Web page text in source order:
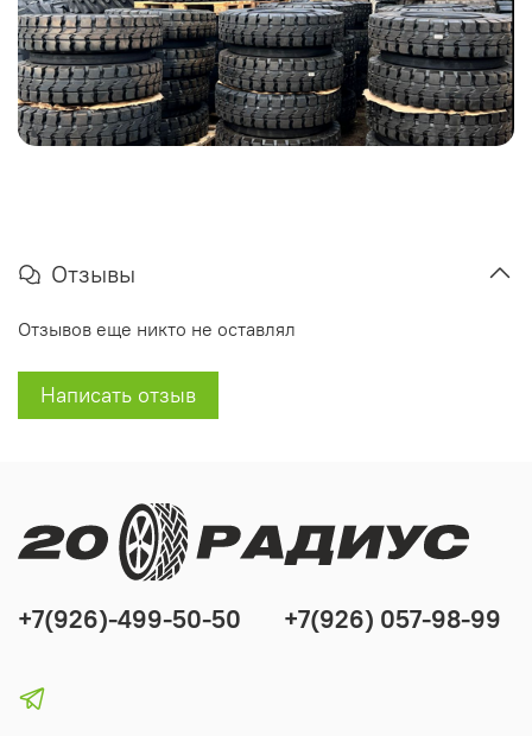
Отзывы
Отзывов еще никто не оставлял
Написать отзыв
+7(926)-499-50-50 +7(926) 057-98-99